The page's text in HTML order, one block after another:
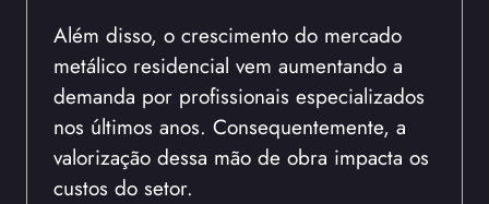
Além disso, o crescimento do mercado
metálico residencial vem aumentando a
demanda por profissionais especializados
nos últimos anos. Consequentemente, a
valorização dessa mão de obra impacta os
custos do setor.